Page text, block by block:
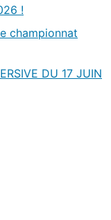
!
championnat
DU 17 JUIN